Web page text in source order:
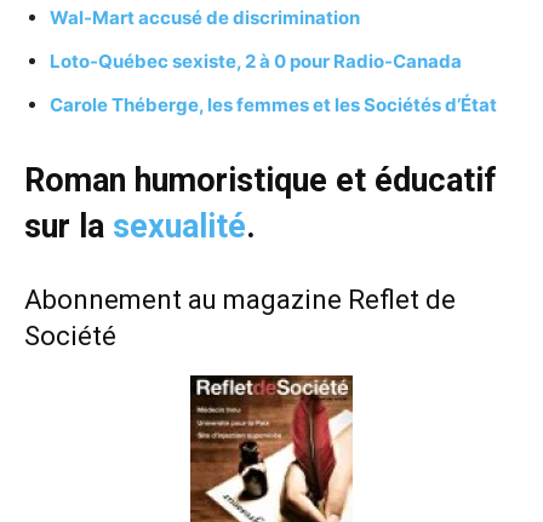
Wal-Mart accusé de discrimination
Loto-Québec sexiste, 2 à 0 pour Radio-Canada
Carole Théberge, les femmes et les Sociétés d’État
Roman humoristique et éducatif
sur la sexualité.
Abonnement au magazine Reflet de
Société